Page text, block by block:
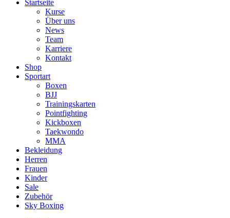
Startseite
Kurse
Über uns
News
Team
Karriere
Kontakt
Shop
Sportart
Boxen
BJJ
Trainingskarten
Pointfighting
Kickboxen
Taekwondo
MMA
Bekleidung
Herren
Frauen
Kinder
Sale
Zubehör
Sky Boxing